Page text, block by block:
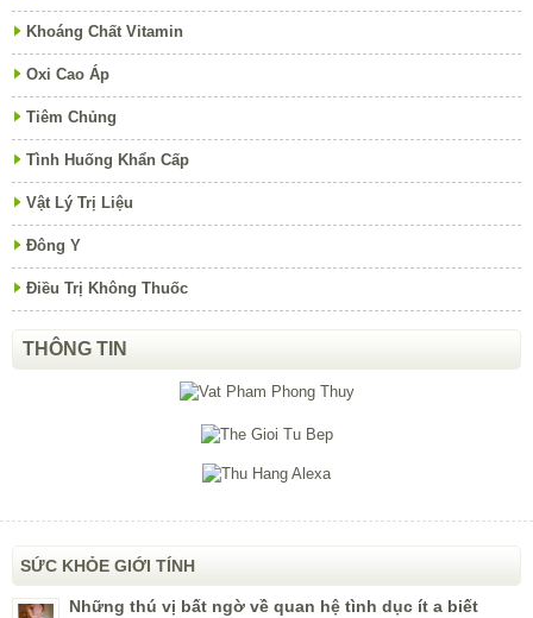
Khoáng Chất Vitamin
Oxi Cao Áp
Tiêm Chủng
Tình Huống Khẩn Cấp
Vật Lý Trị Liệu
Đông Y
Điều Trị Không Thuốc
THÔNG TIN
SỨC KHỎE GIỚI TÍNH
Những thú vị bất ngờ về quan hệ tình dục ít a biết